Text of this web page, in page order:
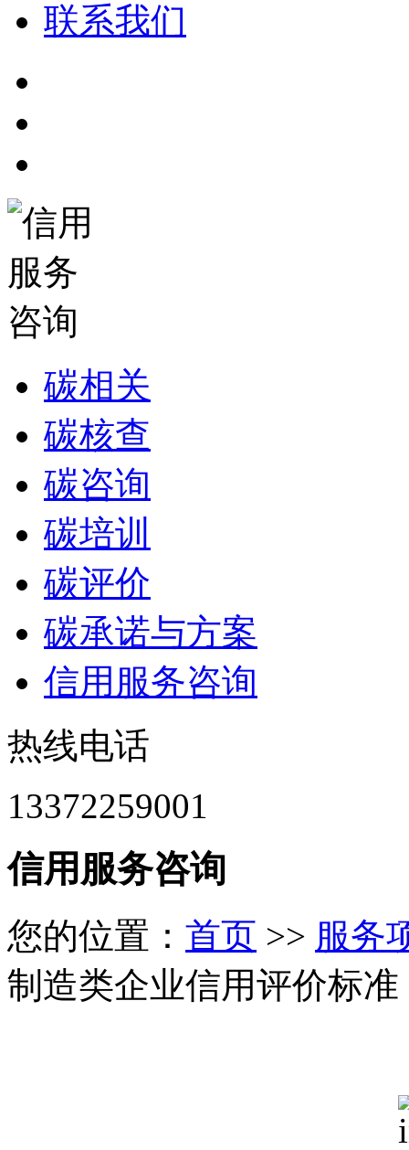
联系我们
碳相关
碳核查
碳咨询
碳培训
碳评价
碳承诺与方案
信用服务咨询
热线电话
13372259001
信用服务咨询
您的位置： 首页 >> 服务
制造类企业信用评价标准